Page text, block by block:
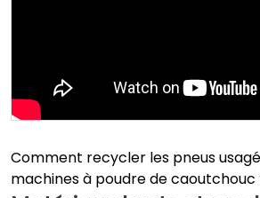
Comment recycler les pneus
machines à poudre de caoutchouc